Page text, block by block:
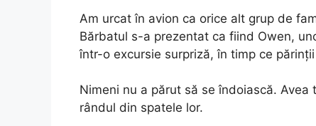
Am urcat în avion ca orice alt grup de
Bărbatul s-a prezentat ca fiind Owen,
într-o excursie surpriză, în timp ce
Nimeni nu a părut să se îndoiască.
rândul din spatele lor.